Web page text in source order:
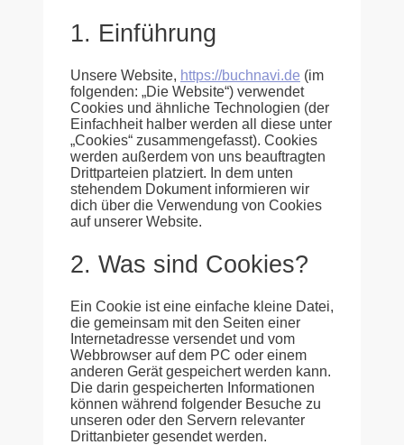
1. Einführung
Unsere Website, https://buchnavi.de (im
folgenden: „Die Website“) verwendet
Cookies und ähnliche Technologien (der
Einfachheit halber werden all diese unter
„Cookies“ zusammengefasst). Cookies
werden außerdem von uns beauftragten
Drittparteien platziert. In dem unten
stehendem Dokument informieren wir
dich über die Verwendung von Cookies
auf unserer Website.
2. Was sind Cookies?
Ein Cookie ist eine einfache kleine Datei,
die gemeinsam mit den Seiten einer
Internetadresse versendet und vom
Webbrowser auf dem PC oder einem
anderen Gerät gespeichert werden kann.
Die darin gespeicherten Informationen
können während folgender Besuche zu
unseren oder den Servern relevanter
Drittanbieter gesendet werden.